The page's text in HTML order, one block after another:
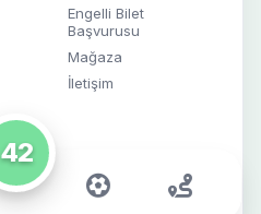
42
Engelli Bilet
Başvurusu
Mağaza
İletişim